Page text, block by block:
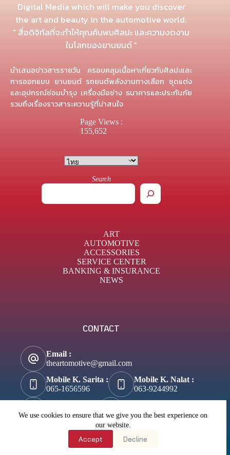
We use cookies to ensure that we give you the best experience on
our website.
Accept Decline
Digital Media which will make you discover
the art and beauty in the automotive world.
" สื่อดิจิทัลที่จะทำให้คุณค้นพบศิลปะ และความงดงาม
ในโลกของยานยนต์ "
นำเสนอข่าวสารรายวัน ครอบคลุมเนื้อหาเกี่ยวกับศิลปะและ
การออกแบบ ยานยนต์ รถยนต์พลังงานทางเลือก ชุดแต่ง
และอุปกรณ์ซ่อมบำรุง เครื่องมือช่าง ธนาคารและประกันภัย
รวมถึงเรื่องราวสาระความรู้ที่น่าสนใจ
Page Views :
155,652
Search
ART
AUTOMOTIVE
ACCESSORIES
SERVICE CENTER
BANKING & INSURANCE
NEWS
CONTACT
Email :
theartomotive@gmail.com
Mobile K. Sarita :
065-1656596
Mobile K. Nalat :
063-9244992
@theartomotive
Biztosuccess.com
About Lifestyle :
Wannateller.com